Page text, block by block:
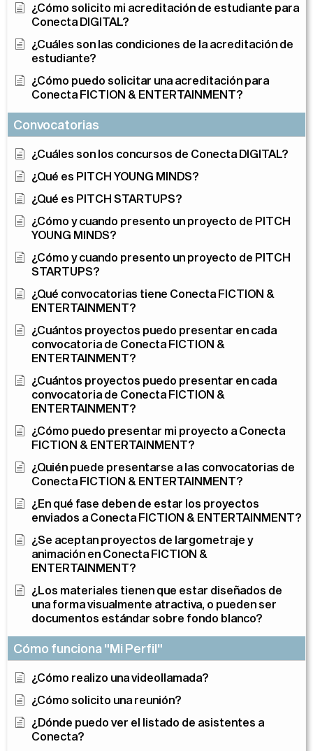
¿Cómo solicito mi acreditación de estudiante para
Conecta DIGITAL?
¿Cuáles son las condiciones de la acreditación de
estudiante?
¿Cómo puedo solicitar una acreditación para
Conecta FICTION & ENTERTAINMENT?
Convocatorias
¿Cuáles son los concursos de Conecta DIGITAL?
¿Qué es PITCH YOUNG MINDS?
¿Qué es PITCH STARTUPS?
¿Cómo y cuando presento un proyecto de PITCH
YOUNG MINDS?
¿Cómo y cuando presento un proyecto de PITCH
STARTUPS?
¿Qué convocatorias tiene Conecta FICTION &
ENTERTAINMENT?
¿Cuántos proyectos puedo presentar en cada
convocatoria de Conecta FICTION &
ENTERTAINMENT?
¿Cuántos proyectos puedo presentar en cada
convocatoria de Conecta FICTION &
ENTERTAINMENT?
¿Cómo puedo presentar mi proyecto a Conecta
FICTION & ENTERTAINMENT?
¿Quién puede presentarse a las convocatorias de
Conecta FICTION & ENTERTAINMENT?
¿En qué fase deben de estar los proyectos
enviados a Conecta FICTION & ENTERTAINMENT?
¿Se aceptan proyectos de largometraje y
animación en Conecta FICTION &
ENTERTAINMENT?
¿Los materiales tienen que estar diseñados de
una forma visualmente atractiva, o pueden ser
documentos estándar sobre fondo blanco?
Cómo funciona "Mi Perfil"
¿Cómo realizo una videollamada?
¿Cómo solicito una reunión?
¿Dónde puedo ver el listado de asistentes a
Conecta?